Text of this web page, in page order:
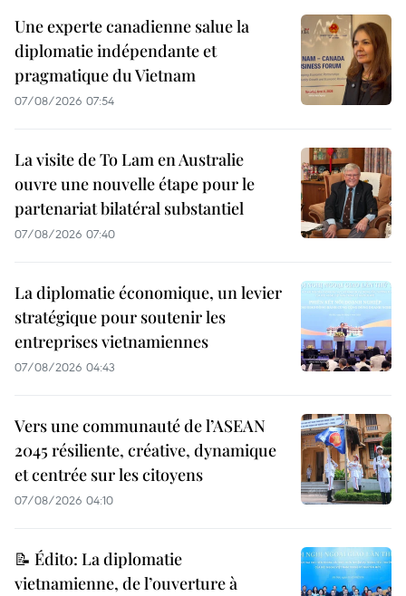
Une experte canadienne salue la
diplomatie indépendante et
pragmatique du Vietnam
07/08/2026 07:54
La visite de To Lam en Australie
ouvre une nouvelle étape pour le
partenariat bilatéral substantiel
07/08/2026 07:40
La diplomatie économique, un levier
stratégique pour soutenir les
entreprises vietnamiennes
07/08/2026 04:43
Vers une communauté de l’ASEAN
2045 résiliente, créative, dynamique
et centrée sur les citoyens
07/08/2026 04:10
📝 Édito: La diplomatie
vietnamienne, de l’ouverture à